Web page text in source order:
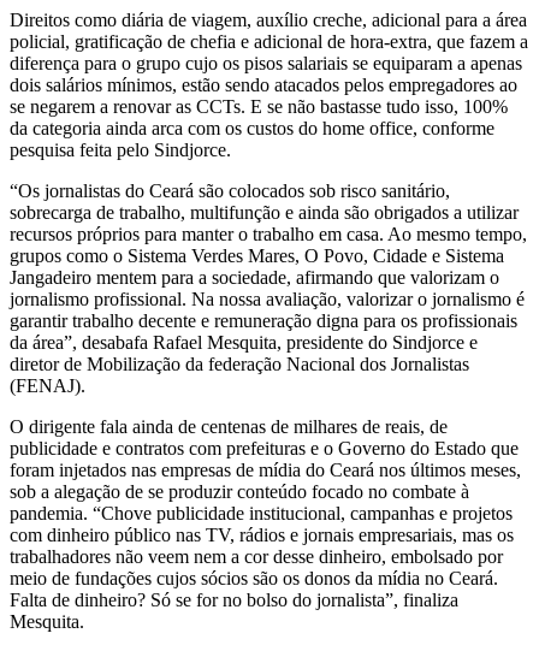
Direitos como diária de viagem, auxílio creche, adicional para a área
policial, gratificação de chefia e adicional de hora-extra, que fazem a
diferença para o grupo cujo os pisos salariais se equiparam a apenas
dois salários mínimos, estão sendo atacados pelos empregadores ao
se negarem a renovar as CCTs. E se não bastasse tudo isso, 100%
da categoria ainda arca com os custos do home office, conforme
pesquisa feita pelo Sindjorce.
“Os jornalistas do Ceará são colocados sob risco sanitário,
sobrecarga de trabalho, multifunção e ainda são obrigados a utilizar
recursos próprios para manter o trabalho em casa. Ao mesmo tempo,
grupos como o Sistema Verdes Mares, O Povo, Cidade e Sistema
Jangadeiro mentem para a sociedade, afirmando que valorizam o
jornalismo profissional. Na nossa avaliação, valorizar o jornalismo é
garantir trabalho decente e remuneração digna para os profissionais
da área”, desabafa Rafael Mesquita, presidente do Sindjorce e
diretor de Mobilização da federação Nacional dos Jornalistas
(FENAJ).
O dirigente fala ainda de centenas de milhares de reais, de
publicidade e contratos com prefeituras e o Governo do Estado que
foram injetados nas empresas de mídia do Ceará nos últimos meses,
sob a alegação de se produzir conteúdo focado no combate à
pandemia. “Chove publicidade institucional, campanhas e projetos
com dinheiro público nas TV, rádios e jornais empresariais, mas os
trabalhadores não veem nem a cor desse dinheiro, embolsado por
meio de fundações cujos sócios são os donos da mídia no Ceará.
Falta de dinheiro? Só se for no bolso do jornalista”, finaliza
Mesquita.